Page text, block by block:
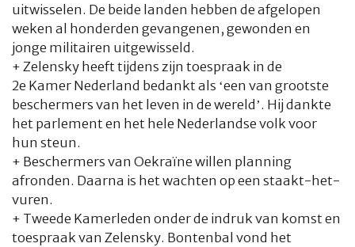
uitwisselen. De beide landen hebben de afgelopen
weken al honderden gevangenen, gewonden en
jonge militairen uitgewisseld.
+ Zelensky heeft tijdens zijn toespraak in de
2e Kamer Nederland bedankt als ‘een van grootste
beschermers van het leven in de wereld’. Hij dankte
het parlement en het hele Nederlandse volk voor
hun steun.
+ Beschermers van Oekraïne willen planning
afronden. Daarna is het wachten op een staakt-het-
vuren.
+ Tweede Kamerleden onder de indruk van komst en
toespraak van Zelensky. Bontenbal vond het